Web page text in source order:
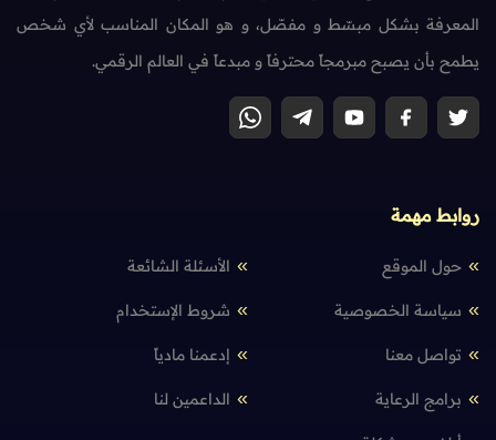
المعرفة بشكل مبسّط و مفصّل، و هو المكان المناسب لأي شخص
يطمح بأن يصبح مبرمجاً محترفاً و مبدعاً في العالم الرقمي.
روابط مهمة
حول الموقع الأسئلة الشائعة
سياسة الخصوصية شروط الإستخدام
تواصل معنا إدعمنا مادياً
برامج الرعاية الداعمين لنا